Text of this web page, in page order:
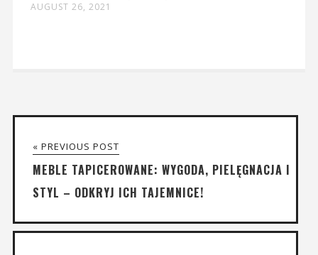
AUGUST 26, 2021
« PREVIOUS POST
MEBLE TAPICEROWANE: WYGODA, PIELĘGNACJA I
STYL – ODKRYJ ICH TAJEMNICE!